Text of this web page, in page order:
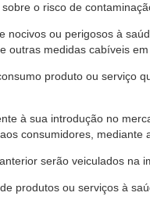
o risco de
nocivos ou perigosos à
medidas cabíveis em
produto ou serviço
à sua introdução no
consumidores, mediante
serão veiculados na
produtos ou serviços à